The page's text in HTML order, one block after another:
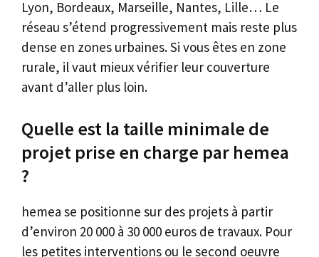
Lyon, Bordeaux, Marseille, Nantes, Lille… Le
réseau s’étend progressivement mais reste plus
dense en zones urbaines. Si vous êtes en zone
rurale, il vaut mieux vérifier leur couverture
avant d’aller plus loin.
Quelle est la taille minimale de
projet prise en charge par hemea
?
hemea se positionne sur des projets à partir
d’environ 20 000 à 30 000 euros de travaux. Pour
les petites interventions ou le second oeuvre